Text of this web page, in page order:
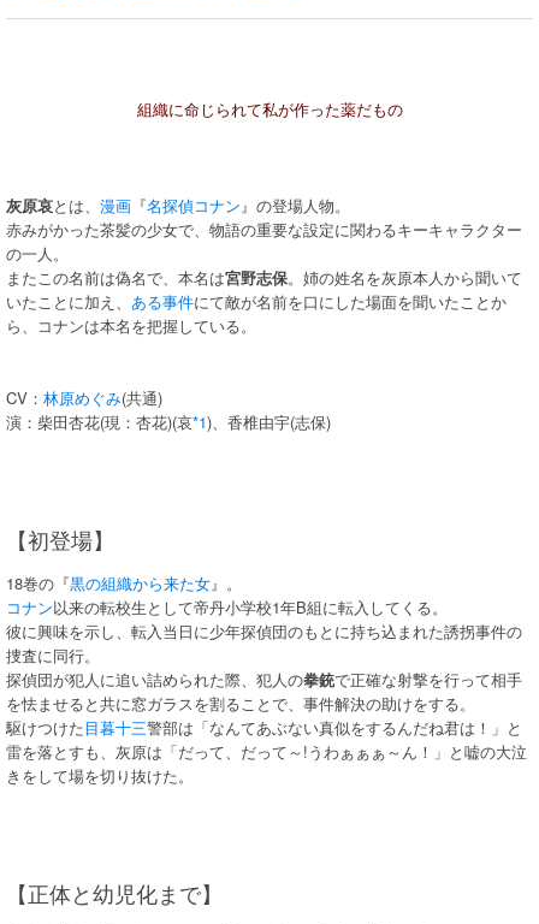
組織に命じられて私が作った薬だもの
灰原哀とは、 漫画 『名探偵コナン』の登場人物。
赤みがかった茶髪の少女で、物語の重要な設定に関わるキーキャラクター
の一人。
またこの名前は偽名で、本名は宮野志保。姉の姓名を灰原本人から聞いて
いたことに加え、 ある事件にて敵が名前を口にした場面を聞いたことか
ら、コナンは本名を把握している。
CV： 林原めぐみ(共通)
演：柴田杏花(現：杏花)(哀*1)、香椎由宇(志保)
【初登場】
18巻の『黒の組織から来た女』。
コナン以来の転校生として帝丹小学校1年B組に転入してくる。
彼に興味を示し、転入当日に少年探偵団のもとに持ち込まれた誘拐事件の
捜査に同行。
探偵団が犯人に追い詰められた際、犯人の拳銃で正確な射撃を行って相手
を怯ませると共に窓ガラスを割ることで、事件解決の助けをする。
駆けつけた目暮十三警部は「なんてあぶない真似をするんだね君は！」と
雷を落とすも、灰原は「だって、だって～!うわぁぁぁ～ん！」と嘘の大泣
きをして場を切り抜けた。
【正体と幼児化まで】